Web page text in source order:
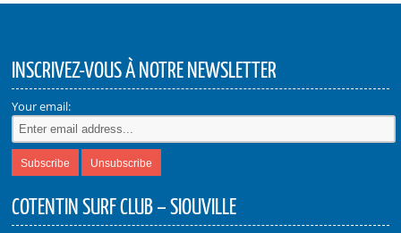
INSCRIVEZ-VOUS À NOTRE NEWSLETTER
Your email:
COTENTIN SURF CLUB – SIOUVILLE